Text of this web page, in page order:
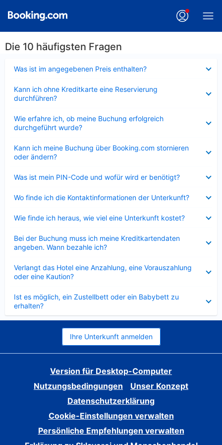
Die 10 häufigsten Fragen
Was ist im angegebenen Preis enthalten?
Kann ich ohne Kreditkarte eine Reservierung
durchführen?
Wie erfahre ich, ob meine Buchung erfolgreich
durchgeführt wurde?
Kann ich meine Buchung über Booking.com stornieren
oder ändern?
Was ist mein PIN-Code und wofür wird er benötigt?
Wo finde ich die Kontaktinformationen der Unterkunft?
Wie finde ich heraus, wie viel eine Unterkunft kostet?
Bei der Buchung muss ich meine Kreditkartendaten
angeben. Wann bezahle ich?
Verlangt das Hotel eine Anzahlung, eine Vorauszahlung
oder eine Kaution?
Ist es möglich, ein Zustellbett oder ein Babybett zu
erhalten?
Ihre Unterkunft anmelden
Version für Desktop-Computer
Nutzungsbedingungen
Unser Konzept
Datenschutzerklärung
Cookie-Einstellungen verwalten
Persönliche Empfehlungen verwalten